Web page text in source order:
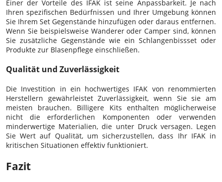
Einer der Vorteile des IFAK ist seine Anpassbarkeit. Je nach
Ihren spezifischen Bedürfnissen und Ihrer Umgebung können
Sie Ihrem Set Gegenstände hinzufügen oder daraus entfernen.
Wenn Sie beispielsweise Wanderer oder Camper sind, können
Sie zusätzliche Gegenstände wie ein Schlangenbissset oder
Produkte zur Blasenpflege einschließen.
Qualität und Zuverlässigkeit
Die Investition in ein hochwertiges IFAK von renommierten
Herstellern gewährleistet Zuverlässigkeit, wenn Sie sie am
meisten brauchen. Billigere Kits enthalten möglicherweise
nicht die erforderlichen Komponenten oder verwenden
minderwertige Materialien, die unter Druck versagen. Legen
Sie Wert auf Qualität, um sicherzustellen, dass Ihr IFAK in
kritischen Situationen effektiv funktioniert.
Fazit